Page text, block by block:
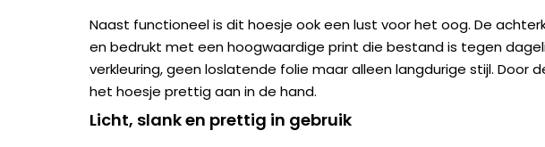
Naast functioneel is dit hoesje ook een lust voor het oog. De
en bedrukt met een hoogwaardige print die bestand is tegen
verkleuring, geen loslatende folie maar alleen langdurige stijl. Door
het hoesje prettig aan in de hand.
Licht, slank en prettig in gebruik